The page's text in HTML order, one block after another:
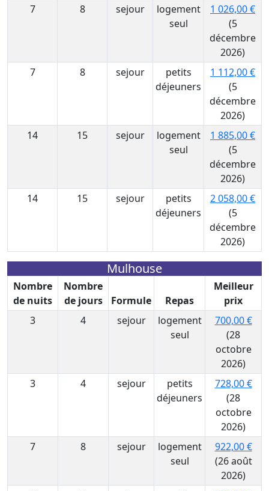
7
8 sejour
logement
seul
1 026,00 €
(5
décembre
2026)
7
8 sejour
petits
déjeuners
1 112,00 €
(5
décembre
2026)
14
15 sejour
logement
seul
1 885,00 €
(5
décembre
2026)
14
15 sejour
petits
déjeuners
2 058,00 €
(5
décembre
2026)
Mulhouse
Nombre
de nuits
Nombre
de jours
Formule Repas
Meilleur
prix
3
4 sejour
logement
seul
700,00 €
(28
octobre
2026)
3
4 sejour
petits
déjeuners
728,00 €
(28
octobre
2026)
7
8 sejour
logement
seul
922,00 €
(26 août
2026)